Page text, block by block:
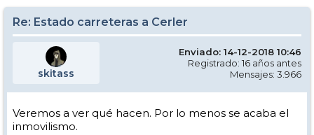
Re: Estado carreteras a Cerler
skitass
Enviado: 14-12-2018 10:46
Registrado: 16 años antes
Mensajes: 3.966
Veremos a ver qué hacen. Por lo menos se acaba el
inmovilismo.